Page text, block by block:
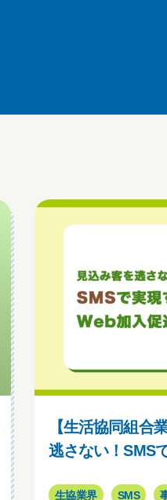
【生活協同組合
逃さない！SMS
生協業界 SMS